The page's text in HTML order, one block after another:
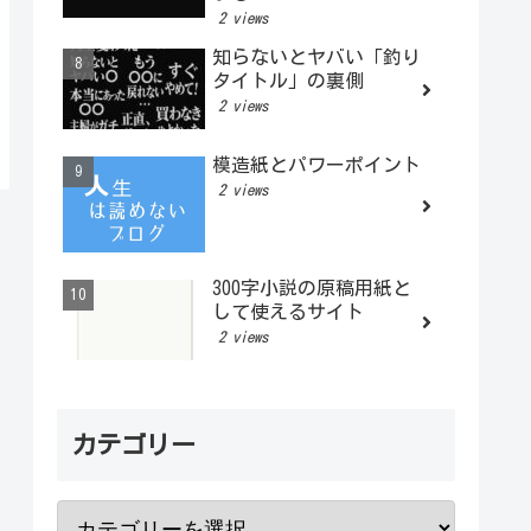
2 views
知らないとヤバい「釣り
タイトル」の裏側
2 views
模造紙とパワーポイント
2 views
300字小説の原稿用紙と
して使えるサイト
2 views
カテゴリー